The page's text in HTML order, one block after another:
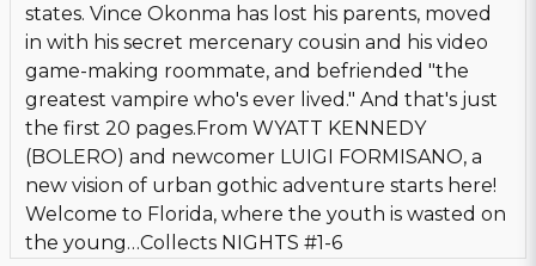
states. Vince Okonma has lost his parents, moved
in with his secret mercenary cousin and his video
game-making roommate, and befriended "the
greatest vampire who's ever lived." And that's just
the first 20 pages.From WYATT KENNEDY
(BOLERO) and newcomer LUIGI FORMISANO, a
new vision of urban gothic adventure starts here!
Welcome to Florida, where the youth is wasted on
the young…Collects NIGHTS #1-6